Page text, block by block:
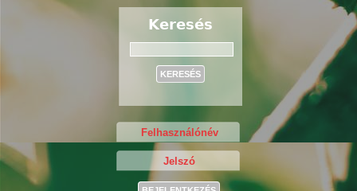
Keresés